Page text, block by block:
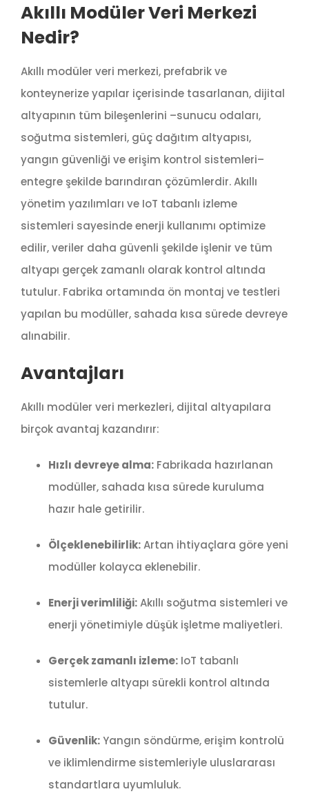
Akıllı Modüler Veri Merkezi
Nedir?
Akıllı modüler veri merkezi, prefabrik ve
konteynerize yapılar içerisinde tasarlanan, dijital
altyapının tüm bileşenlerini –sunucu odaları,
soğutma sistemleri, güç dağıtım altyapısı,
yangın güvenliği ve erişim kontrol sistemleri–
entegre şekilde barındıran çözümlerdir. Akıllı
yönetim yazılımları ve IoT tabanlı izleme
sistemleri sayesinde enerji kullanımı optimize
edilir, veriler daha güvenli şekilde işlenir ve tüm
altyapı gerçek zamanlı olarak kontrol altında
tutulur. Fabrika ortamında ön montaj ve testleri
yapılan bu modüller, sahada kısa sürede devreye
alınabilir.
Avantajları
Akıllı modüler veri merkezleri, dijital altyapılara
birçok avantaj kazandırır:
Hızlı devreye alma:Fabrikada hazırlanan
modüller, sahada kısa sürede kuruluma
hazır hale getirilir.
Ölçeklenebilirlik:Artan ihtiyaçlara göre yeni
modüller kolayca eklenebilir.
Enerji verimliliği:Akıllı soğutma sistemleri ve
enerji yönetimiyle düşük işletme maliyetleri.
Gerçek zamanlı izleme:IoT tabanlı
sistemlerle altyapı sürekli kontrol altında
tutulur.
Güvenlik:Yangın söndürme, erişim kontrolü
ve iklimlendirme sistemleriyle uluslararası
standartlara uyumluluk.